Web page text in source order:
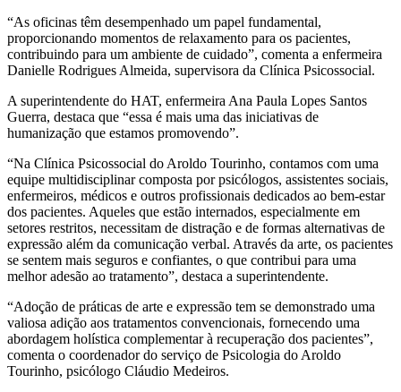
“As oficinas têm desempenhado um papel fundamental,
proporcionando momentos de relaxamento para os pacientes,
contribuindo para um ambiente de cuidado”, comenta a enfermeira
Danielle Rodrigues Almeida, supervisora da Clínica Psicossocial.
A superintendente do HAT, enfermeira Ana Paula Lopes Santos
Guerra, destaca que “essa é mais uma das iniciativas de
humanização que estamos promovendo”.
“Na Clínica Psicossocial do Aroldo Tourinho, contamos com uma
equipe multidisciplinar composta por psicólogos, assistentes sociais,
enfermeiros, médicos e outros profissionais dedicados ao bem-estar
dos pacientes. Aqueles que estão internados, especialmente em
setores restritos, necessitam de distração e de formas alternativas de
expressão além da comunicação verbal. Através da arte, os pacientes
se sentem mais seguros e confiantes, o que contribui para uma
melhor adesão ao tratamento”, destaca a superintendente.
“Adoção de práticas de arte e expressão tem se demonstrado uma
valiosa adição aos tratamentos convencionais, fornecendo uma
abordagem holística complementar à recuperação dos pacientes”,
comenta o coordenador do serviço de Psicologia do Aroldo
Tourinho, psicólogo Cláudio Medeiros.